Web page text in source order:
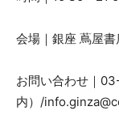
会場｜銀座 蔦屋
お問い合わせ｜
内）/